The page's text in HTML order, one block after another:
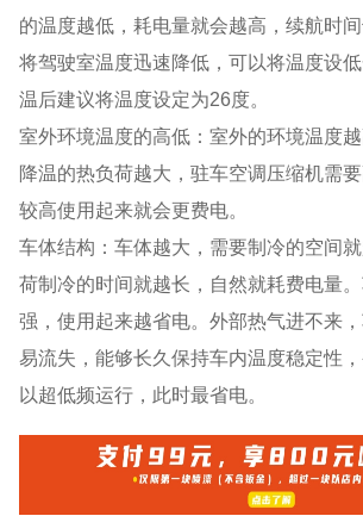
的温度越低，耗电量就会越高，续航时
将驾驶室温度迅速降低，可以将温度设
温后建议将温度设定为26度。
室外环境温度的高低：室外的环境温度
降温的热负荷越大，驻车空调压缩机需
较高使用起来就会更费电。
车体结构：车体越大，需要制冷的空间
荷制冷的时间就越长，自然就耗费电量
强，使用起来越省电。外部热气进不来
易流失，能够长久保持车内温度稳定性
以超低频运行，此时最省电。